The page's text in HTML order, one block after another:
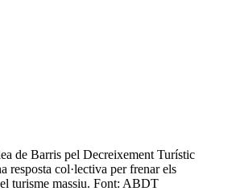
de Barris pel Decreixement Turístic
resposta col·lectiva per frenar els
turisme massiu. Font: ABDT